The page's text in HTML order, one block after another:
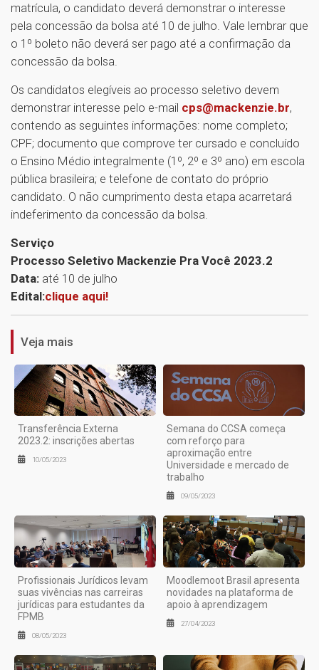
matrícula, o candidato deverá demonstrar o interesse
pela concessão da bolsa até 10 de julho. Vale lembrar que
o 1º boleto não deverá ser pago até a confirmação da
concessão da bolsa.
Os candidatos elegíveis ao processo seletivo devem
demonstrar interesse pelo e-mail cps@mackenzie.br,
contendo as seguintes informações: nome completo;
CPF; documento que comprove ter cursado e concluído
o Ensino Médio integralmente (1º, 2º e 3º ano) em escola
pública brasileira; e telefone de contato do próprio
candidato. O não cumprimento desta etapa acarretará
indeferimento da concessão da bolsa.
Serviço
Processo Seletivo Mackenzie Pra Você 2023.2
Data: até 10 de julho
Edital:clique aqui!
Veja mais
Transferência Externa
2023.2: inscrições abertas
10/05/2023
Semana do CCSA começa
com reforço para
aproximação entre
Universidade e mercado de
trabalho
09/05/2023
Profissionais Jurídicos levam
suas vivências nas carreiras
jurídicas para estudantes da
FPMB
08/05/2023
Moodlemoot Brasil apresenta
novidades na plataforma de
apoio à aprendizagem
27/04/2023